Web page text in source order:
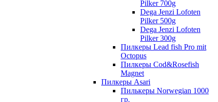
Pilker 700g
Dega Jenzi Lofoten
Pilker 500g
Dega Jenzi Lofoten
Pilker 300g
Пилкеры Lead fish Pro mit
Octopus
Пилкеры Cod&Rosefish
Magnet
Пилкеры Asari
Пилькеры Norwegian 1000
гр.